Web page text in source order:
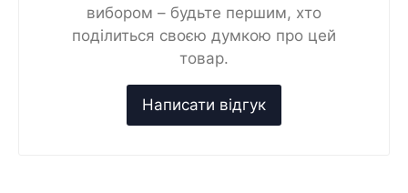
вибором – будьте першим, хто
поділиться своєю думкою про цей
товар.